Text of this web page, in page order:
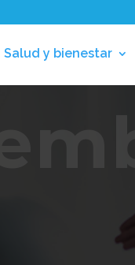
Salud y bienestar